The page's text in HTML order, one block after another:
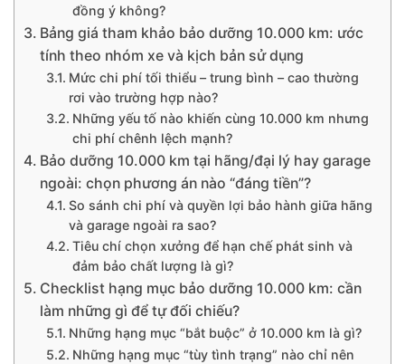
đồng ý không?
Bảng giá tham khảo bảo dưỡng 10.000 km: ước
tính theo nhóm xe và kịch bản sử dụng
Mức chi phí tối thiểu – trung bình – cao thường
rơi vào trường hợp nào?
Những yếu tố nào khiến cùng 10.000 km nhưng
chi phí chênh lệch mạnh?
Bảo dưỡng 10.000 km tại hãng/đại lý hay garage
ngoài: chọn phương án nào “đáng tiền”?
So sánh chi phí và quyền lợi bảo hành giữa hãng
và garage ngoài ra sao?
Tiêu chí chọn xưởng để hạn chế phát sinh và
đảm bảo chất lượng là gì?
Checklist hạng mục bảo dưỡng 10.000 km: cần
làm những gì để tự đối chiếu?
Những hạng mục “bắt buộc” ở 10.000 km là gì?
Những hạng mục “tùy tình trạng” nào chỉ nên